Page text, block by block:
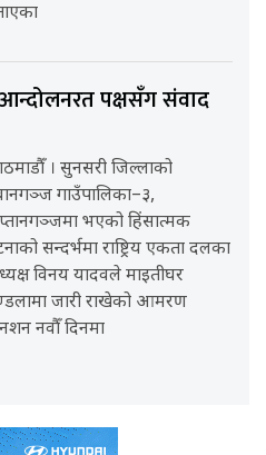
पक्षसँग संवाद
। सुनसरी जिल्लाको
गाउँपालिका–३,
भएको हिंसात्मक
सन्दर्भमा राष्ट्रिय एकता दलका
विनय यादवले माइतीघर
जारी राखेको आमरण
नवौँ दिनमा